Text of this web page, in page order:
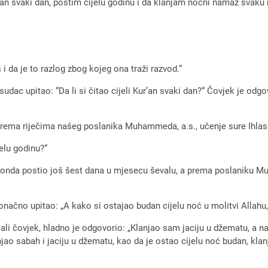
svaki dan, postim cijelu godinu i da klanjam noćni namaz svaku
da je to razlog zbog kojeg ona traži razvod.“
upitao: “Da li si čitao cijeli Kur’an svaki dan?“ Čovjek je
riječima našeg poslanika Muhammeda, a.s., učenje sure
godinu?“
postio još šest dana u mjesecu ševalu, a prema poslaniku
upitao: „A kako si ostajao budan cijelu noć u molitvi
čovjek, hladno je odgovorio: „Klanjao sam jaciju u džematu, a
sabah i jaciju u džematu, kao da je ostao cijelu noć budan,